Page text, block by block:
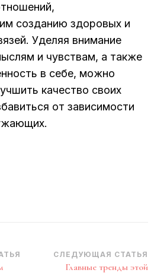
созданию здоровых и
Уделяя внимание
и чувствам, а также
в себе, можно
качество своих
от зависимости
СЛЕДУЮЩАЯ СТАТЬЯ
Главные тренды этой